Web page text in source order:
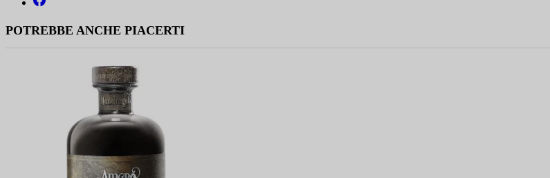
POTREBBE ANCHE PIACERTI